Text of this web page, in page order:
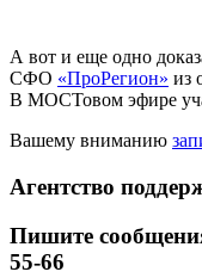
А вот и еще одно
СФО «ПроРегион» из
В МОСТовом эфире
Вашему вниманию
Агентство
Пишите
55-66